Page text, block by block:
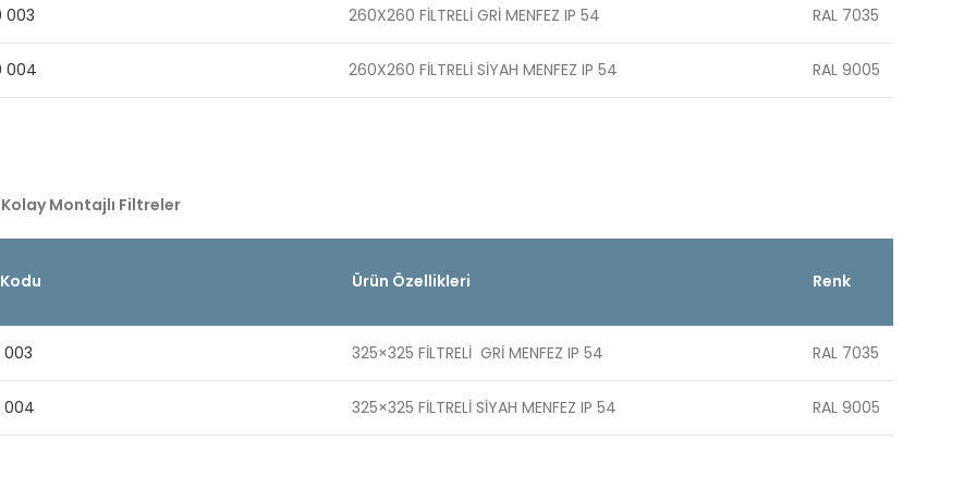
003 260X260 FİLTRELİ GRİ MENFEZ IP 54 RAL 7035
004 260X260 FİLTRELİ SİYAH MENFEZ IP 54 RAL 9005
Montajlı Filtreler
Ürün Özellikleri Renk
003 325×325 FİLTRELİ GRİ MENFEZ IP 54 RAL 7035
004 325×325 FİLTRELİ SİYAH MENFEZ IP 54 RAL 9005